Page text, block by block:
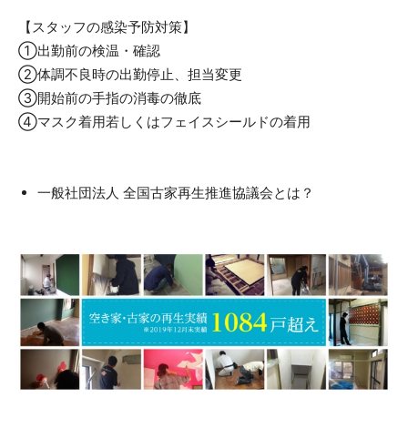
【スタッフの感染予防対策】
①出勤前の検温・確認
②体調不良時の出勤停止、担当変更
③開始前の手指の消毒の徹底
④マスク着用若しくはフェイスシールドの着用
一般社団法人 全国古家再生推進協議会とは？​